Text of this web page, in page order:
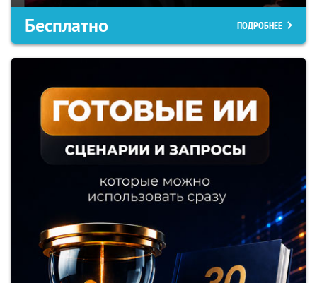
Бесплатно ПОДРОБНЕЕ